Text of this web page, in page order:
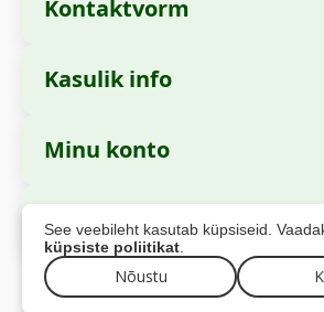
See veebileht kasutab küpsiseid.
küpsiste poliitikat
Nõustu
Kontaktvorm
Ettevõtte nimi:
SRL
Asukoht:Strada Cuza Vodă nr.
București, 040283, România
44237077
Kasulik info
Makseviisid
Saatmise info
Tagastuspoliitika
Minu konto
Minu tellimused
Isikuandmed
Aadressid
Turvaline maksmine
© 2026 zella.ee – Kõik õigused